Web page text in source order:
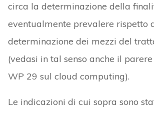
circa la determinazione della
eventualmente prevalere rispetto
determinazione dei mezzi del
(vedasi in tal senso anche il
WP 29 sul cloud computing).
Le indicazioni di cui sopra sono